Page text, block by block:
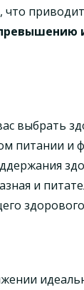
что
выбрать
питании и
и